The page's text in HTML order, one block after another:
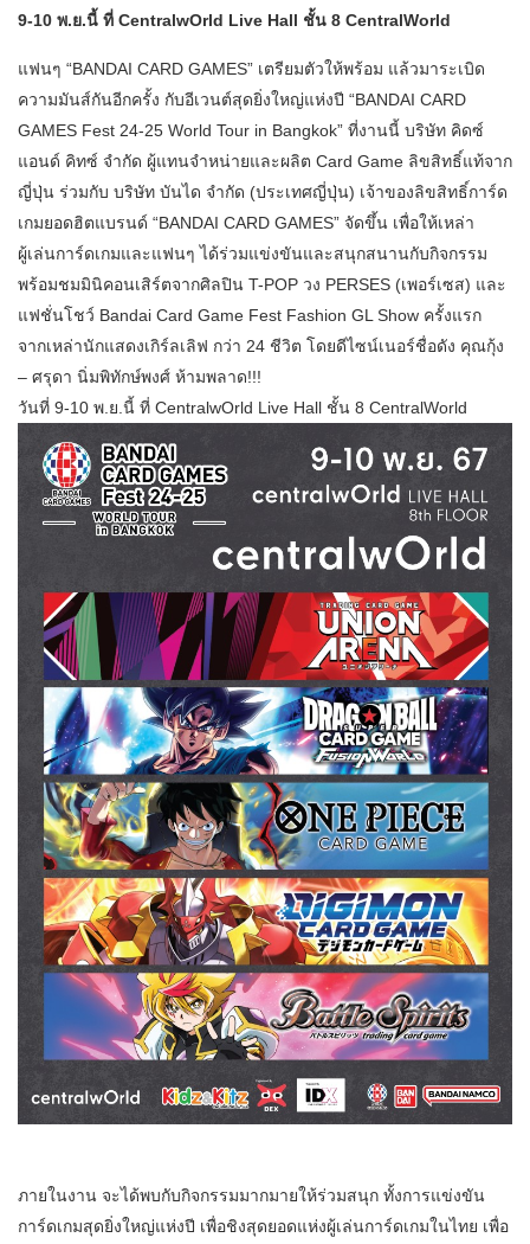
9-10 พ.ย.นี้ ที่ CentralwOrld Live Hall ชั้น 8 CentralWorld
แฟนๆ “BANDAI CARD GAMES” เตรียมตัวให้พร้อม แล้วมาระเบิด
ความมันส์กันอีกครั้ง กับอีเวนต์สุดยิ่งใหญ่แห่งปี “BANDAI CARD
GAMES Fest 24-25 World Tour in Bangkok” ที่งานนี้ บริษัท คิดซ์
แอนด์ คิทซ์ จำกัด ผู้แทนจำหน่ายและผลิต Card Game ลิขสิทธิ์แท้จาก
ญี่ปุ่น ร่วมกับ บริษัท บันได จำกัด (ประเทศญี่ปุ่น) เจ้าของลิขสิทธิ์การ์ด
เกมยอดฮิตแบรนด์ “BANDAI CARD GAMES” จัดขึ้น เพื่อให้เหล่า
ผู้เล่นการ์ดเกมและแฟนๆ ได้ร่วมแข่งขันและสนุกสนานกับกิจกรรม
พร้อมชมมินิคอนเสิร์ตจากศิลปิน T-POP วง PERSES (เพอร์เซส) และ
แฟชั่นโชว์ Bandai Card Game Fest Fashion GL Show ครั้งแรก
จากเหล่านักแสดงเกิร์ลเลิฟ กว่า 24 ชีวิต โดยดีไซน์เนอร์ชื่อดัง คุณกุ้ง
– ศรุดา นิ่มพิทักษ์พงศ์ ห้ามพลาด!!!
วันที่ 9-10 พ.ย.นี้ ที่ CentralwOrld Live Hall ชั้น 8 CentralWorld
ภายในงาน จะได้พบกับกิจกรรมมากมายให้ร่วมสนุก ทั้งการแข่งขัน
การ์ดเกมสุดยิ่งใหญ่แห่งปี เพื่อชิงสุดยอดแห่งผู้เล่นการ์ดเกมในไทย เพื่อ